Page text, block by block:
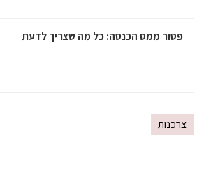
פטור ממס הכנסה: כל מה שצריך לדעת
צרכנות